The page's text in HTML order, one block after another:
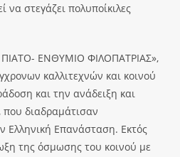
να στεγάζει πολυποίκιλες
ΕΝΘΥΜΙΟ ΦΙΛΟΠΑΤΡΙΑΣ»,
καλλιτεχνών και κοινού
και την ανάδειξη και
διαδραμάτισαν
Ελληνική Επανάσταση. Εκτός
της όσμωσης του κοινού με